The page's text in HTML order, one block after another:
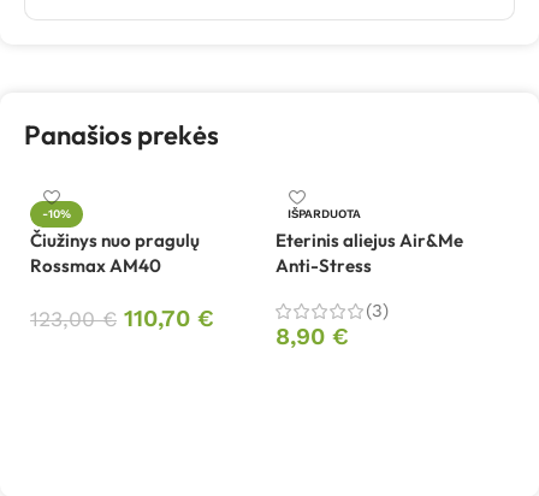
Panašios prekės
-10%
Čiužinys nuo pragulų
Rossmax AM40
123,00€ 110,70 €
IŠPARDUOTA
Eterinis aliejus Air&Me
Anti-Stress
(3)
8,90 €